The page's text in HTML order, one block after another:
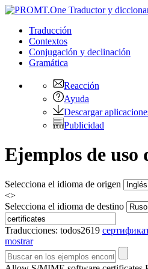
Traducción
Contextos
Conjugación y declinación
Gramática
Reacción
Ayuda
Descargar
Publicidad
Ejemplos de
Selecciona el idioma de origen
<>
Selecciona el idioma de destino
Traducciones: todos2619
mostrar